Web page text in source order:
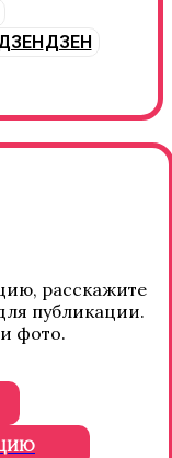
ДЗЕН
расскажите
публикации.
фото.